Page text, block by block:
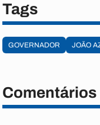
Tags
GOVERNADOR JOÃO
Comentários